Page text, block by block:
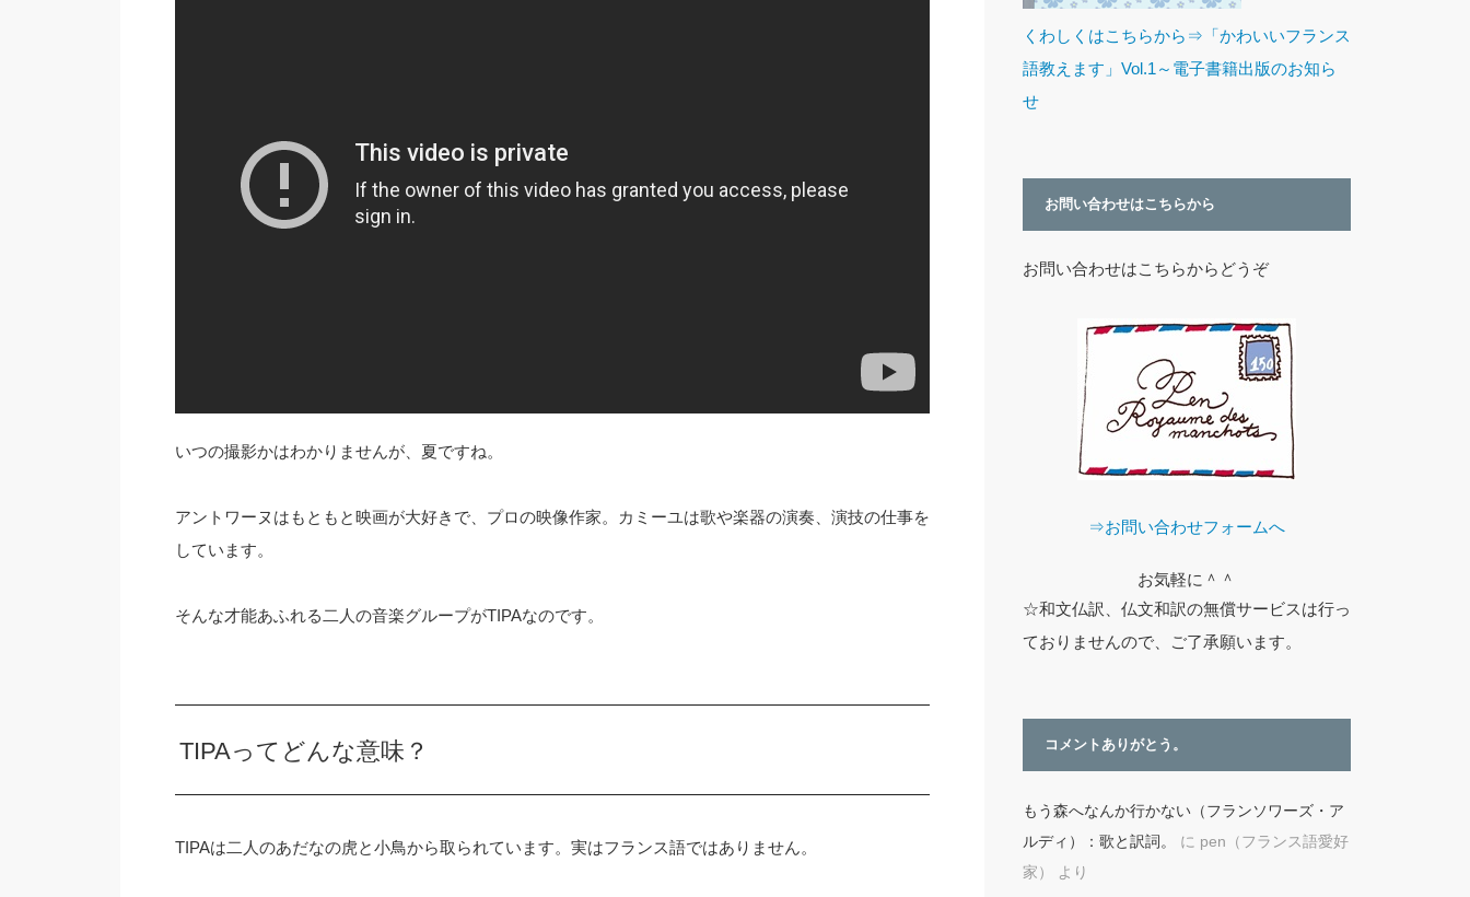
いつの撮影かはわかりませんが、夏ですね。
アントワーヌはもともと映画が大好きで、プロの映像作家。カミーユは歌や楽器の演奏、演技の仕事を
しています。
そんな才能あふれる二人の音楽グループがTIPAなのです。
TIPAってどんな意味？
TIPAは二人のあだなの虎と小鳥から取られています。実はフランス語ではありません。
くわしくはこちらから⇒「かわいいフランス
語教えます」Vol.1～電子書籍出版のお知ら
せ
お問い合わせはこちらから
お問い合わせはこちらからどうぞ
⇒お問い合わせフォームへ
お気軽に＾＾
☆和文仏訳、仏文和訳の無償サービスは行っ
ておりませんので、ご了承願います。
コメントありがとう。
もう森へなんか行かない（フランソワーズ・ア
ルディ）：歌と訳詞。
に pen（フランス語愛好
家）
より